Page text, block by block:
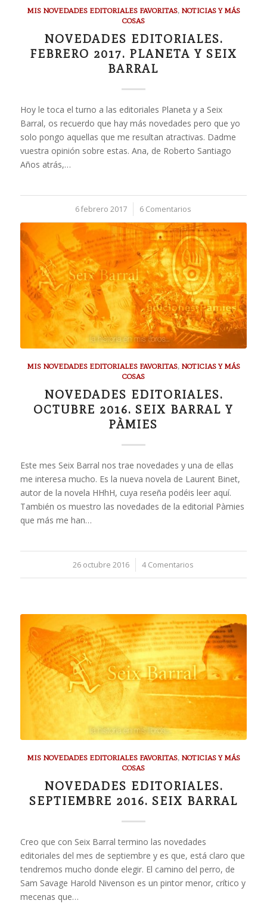
MIS NOVEDADES EDITORIALES FAVORITAS, NOTICIAS Y MÁS
COSAS
NOVEDADES EDITORIALES.
FEBRERO 2017. PLANETA Y SEIX
BARRAL
Hoy le toca el turno a las editoriales Planeta y a Seix
Barral, os recuerdo que hay más novedades pero que yo
solo pongo aquellas que me resultan atractivas. Dadme
vuestra opinión sobre estas. Ana, de Roberto Santiago
Años atrás,…
6 febrero 2017
/ 6 Comentarios
MIS NOVEDADES EDITORIALES FAVORITAS, NOTICIAS Y MÁS
COSAS
NOVEDADES EDITORIALES.
OCTUBRE 2016. SEIX BARRAL Y
PÀMIES
Este mes Seix Barral nos trae novedades y una de ellas
me interesa mucho. Es la nueva novela de Laurent Binet,
autor de la novela HHhH, cuya reseña podéis leer aquí.
También os muestro las novedades de la editorial Pàmies
que más me han…
26 octubre 2016
/ 4 Comentarios
MIS NOVEDADES EDITORIALES FAVORITAS, NOTICIAS Y MÁS
COSAS
NOVEDADES EDITORIALES.
SEPTIEMBRE 2016. SEIX BARRAL
Creo que con Seix Barral termino las novedades
editoriales del mes de septiembre y es que, está claro que
tendremos mucho donde elegir. El camino del perro, de
Sam Savage Harold Nivenson es un pintor menor, crítico y
mecenas que…